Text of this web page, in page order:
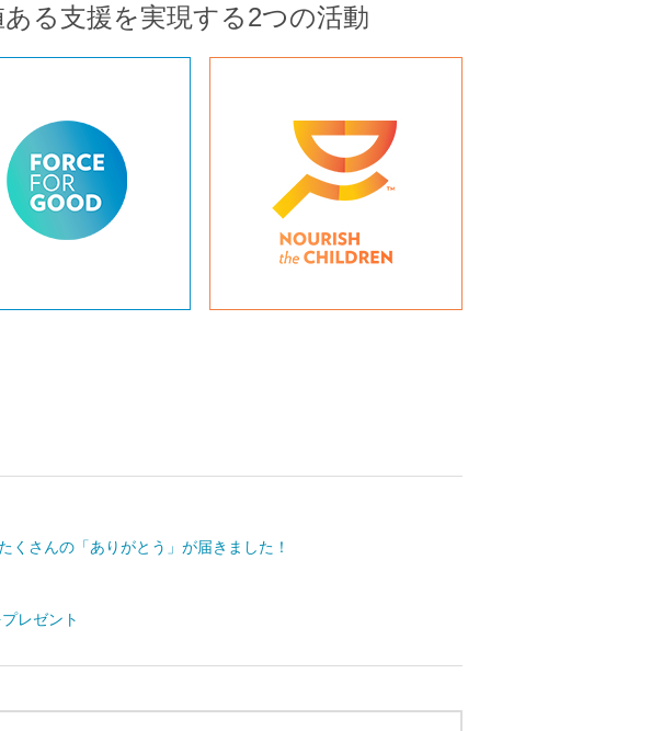
ある支援を実現する2つの活動
くさんの「ありがとう」が届きました！
レゼント